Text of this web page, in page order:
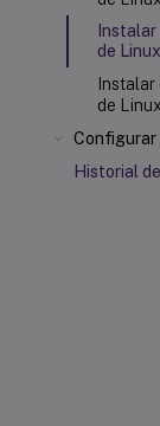
de
de
Configurar
Historial